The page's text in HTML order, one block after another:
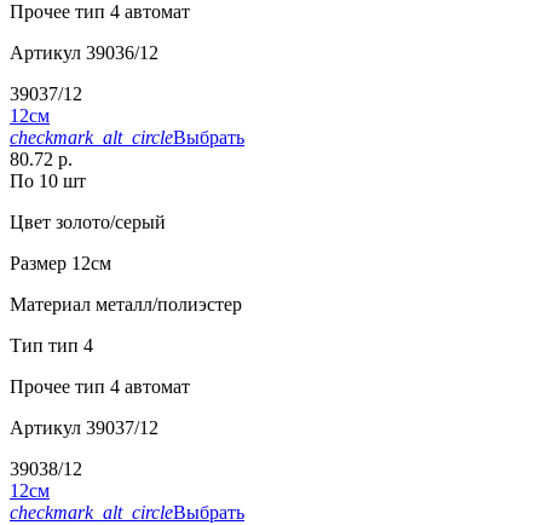
Прочее тип 4 автомат
Артикул 39036/12
39037/12
12см
checkmark_alt_circleВыбрать
80.72 р.
По 10 шт
Цвет золото/серый
Размер 12см
Материал металл/полиэстер
Тип тип 4
Прочее тип 4 автомат
Артикул 39037/12
39038/12
12см
checkmark_alt_circleВыбрать